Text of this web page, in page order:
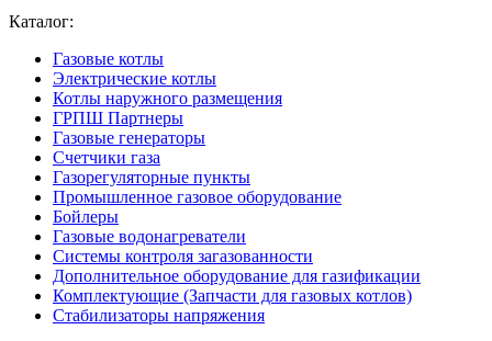
Каталог:
Газовые котлы
Электрические котлы
Котлы наружного размещения
ГРПШ Партнеры
Газовые генераторы
Счетчики газа
Газорегуляторные пункты
Промышленное газовое оборудование
Бойлеры
Газовые водонагреватели
Системы контроля загазованности
Дополнительное оборудование для газификации
Комплектующие (Запчасти для газовых котлов)
Стабилизаторы напряжения